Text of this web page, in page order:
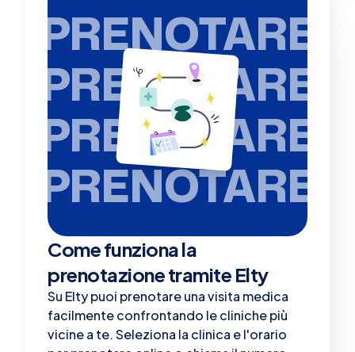
PRENOTARE
PRENOTARE
PRENOTARE
PRENOTARE
Come funziona la
prenotazione tramite Elty
Su Elty puoi prenotare una visita medica
facilmente confrontando le cliniche più
vicine a te. Seleziona la clinica e l'orario